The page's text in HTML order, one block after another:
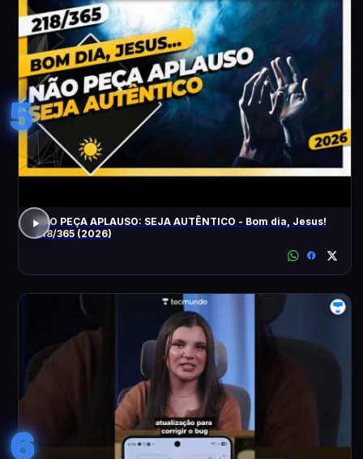
5
NÃO PEÇA APLAUSO: SEJA AUTÊNTICO - Bom dia, Jesus!
218/365 (2026)
6